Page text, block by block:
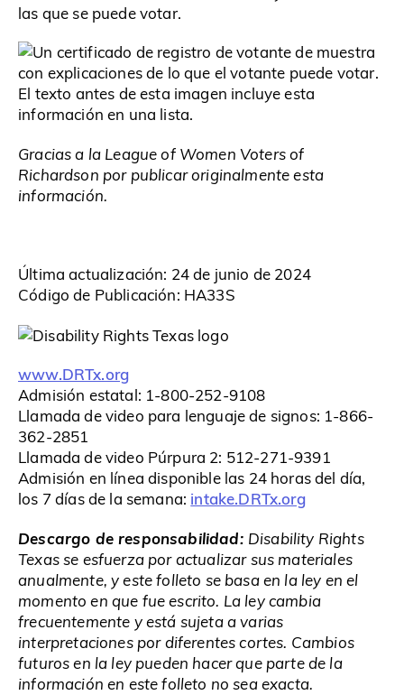
las que se puede votar.
Gracias a la League of Women Voters of
Richardson por publicar originalmente esta
información.
Última actualización: 24 de junio de 2024
Código de Publicación: HA33S
www.DRTx.org
Admisión estatal: 1-800-252-9108
Llamada de video para lenguaje de signos: 1-866-
362-2851
Llamada de video Púrpura 2: 512-271-9391
Admisión en línea disponible las 24 horas del día,
los 7 días de la semana: intake.DRTx.org
Descargo de responsabilidad: Disability Rights
Texas se esfuerza por actualizar sus materiales
anualmente, y este folleto se basa en la ley en el
momento en que fue escrito. La ley cambia
frecuentemente y está sujeta a varias
interpretaciones por diferentes cortes. Cambios
futuros en la ley pueden hacer que parte de la
información en este folleto no sea exacta.